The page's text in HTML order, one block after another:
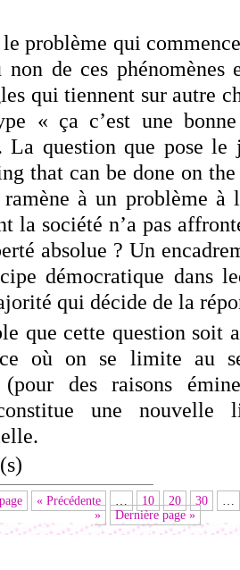
problème qui
non de ces
qui tiennent sur autre
« ça c’est une
La question que pose
that can be done on
ramène à un problème
la société n’a pas
absolue ? Un
démocratique dans
qui décide de la
que cette question soit
où on se limite au
(pour des raisons
une nouvelle
« Précédente … 10 20 30
…
»
Dernière page »